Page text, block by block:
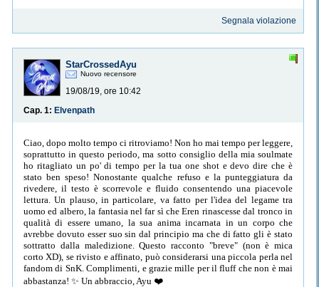
Segnala violazione
StarCrossedAyu
Nuovo recensore
19/08/19, ore 10:42
Cap. 1: Elvenpath
Ciao, dopo molto tempo ci ritroviamo! Non ho mai tempo per leggere,
soprattutto in questo periodo, ma sotto consiglio della mia soulmate
ho ritagliato un po' di tempo per la tua one shot e devo dire che è
stato ben speso! Nonostante qualche refuso e la punteggiatura da
rivedere, il testo è scorrevole e fluido consentendo una piacevole
lettura. Un plauso, in particolare, va fatto per l'idea del legame tra
uomo ed albero, la fantasia nel far sì che Eren rinascesse dal tronco in
qualità di essere umano, la sua anima incarnata in un corpo che
avrebbe dovuto esser suo sin dal principio ma che di fatto gli è stato
sottratto dalla maledizione. Questo racconto "breve" (non è mica
corto XD), se rivisto e affinato, può considerarsi una piccola perla nel
fandom di SnK. Complimenti, e grazie mille per il fluff che non è mai
abbastanza! ✨ Un abbraccio, Ayu ❤️